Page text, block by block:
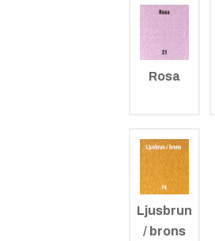
Rosa
Ljusbrun
/ brons